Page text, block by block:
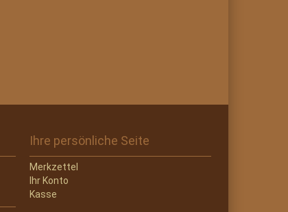
Ihre persönliche Seite
Merkzettel
Ihr Konto
Kasse